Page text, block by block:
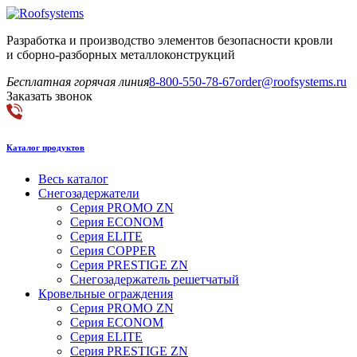
Разработка и производство элементов безопасности кровли
и сборно-разборных металлоконструкций
Бесплатная горячая линия8-800-550-78-67order@roofsystems.ru
Заказать звонок
Каталог продуктов
Весь каталог
Снегозадержатели
Серия PROMO ZN
Серия ECONOM
Серия ELITE
Серия COPPER
Серия PRESTIGE ZN
Снегозадержатель решетчатый
Кровельные ограждения
Серия PROMO ZN
Серия ECONOM
Серия ELITE
Серия PRESTIGE ZN